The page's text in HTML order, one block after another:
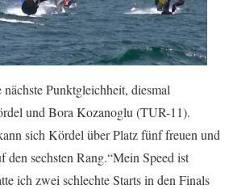
Punktgleichheit, diesmal
und Bora Kozanoglu (TUR-11).
sich Kördel über Platz fünf freuen und
den sechsten Rang.“Mein Speed ist
ich zwei schlechte Starts in den Finals